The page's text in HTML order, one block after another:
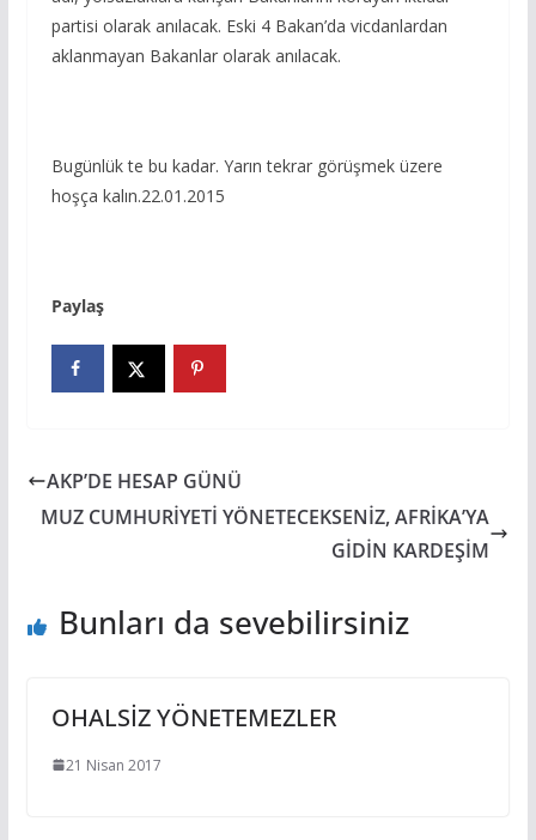
partisi olarak anılacak. Eski 4 Bakan’da vicdanlardan
aklanmayan Bakanlar olarak anılacak.
Bugünlük te bu kadar. Yarın tekrar görüşmek üzere
hoşça kalın.22.01.2015
Paylaş
AKP’DE HESAP GÜNÜ
MUZ CUMHURİYETİ YÖNETECEKSENİZ, AFRİKA’YA
GİDİN KARDEŞİM
Bunları da sevebilirsiniz
OHALSİZ YÖNETEMEZLER
21 Nisan 2017